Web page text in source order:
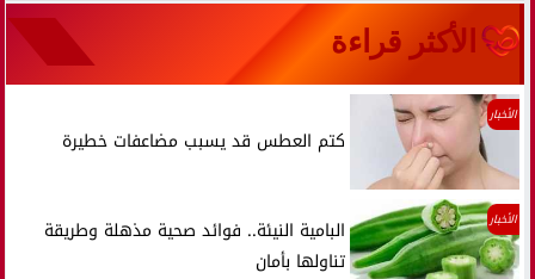
الأكثر قراءة
الأخبار
كتم العطس قد يسبب مضاعفات خطيرة
الأخبار
البامية النيئة.. فوائد صحية مذهلة وطريقة
تناولها بأمان